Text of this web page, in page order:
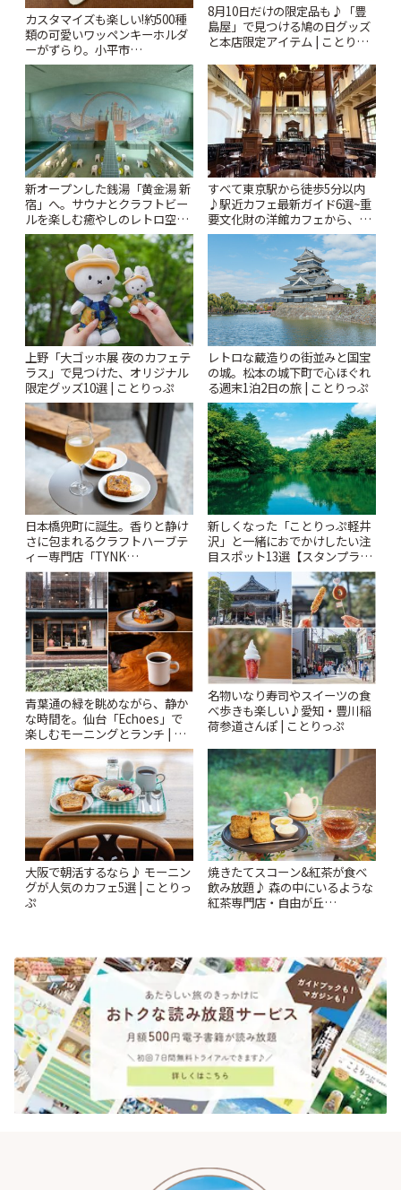
カスタマイズも楽しい!約500種
類の可愛いワッペンキーホルダ
ーがずらり。小平市
「Kimamaya T&K」 | ことりっ
8月10日だけの限定品も♪「豊
島屋」で見つける鳩の日グッズ
と本店限定アイテム | ことりっ
新オープンした銭湯「黄金湯 新
宿」へ。サウナとクラフトビー
ルを楽しむ癒やしのレトロ空間
| ことりっぷ
すべて東京駅から徒歩5分以内
♪駅近カフェ最新ガイド6選~重
要文化財の洋館カフェから、改
札すぐのレトロ喫茶まで~ | こと
上野「大ゴッホ展 夜のカフェテ
ラス」で見つけた、オリジナル
限定グッズ10選 | ことりっぷ
レトロな蔵造りの街並みと国宝
の城。松本の城下町で心ほぐれ
る週末1泊2日の旅 | ことりっぷ
日本橋兜町に誕生。香りと静け
さに包まれるクラフトハーブテ
ィー専門店「TYNK
Kabutocho」 | ことりっぷ
新しくなった「ことりっぷ軽井
沢」と一緒におでかけしたい注
目スポット13選【スタンプラリ
ー開催中】 | ことりっぷ
青葉通の緑を眺めながら、静か
な時間を。仙台「Echoes」で
楽しむモーニングとランチ | こ
とりっぷ
名物いなり寿司やスイーツの食
べ歩きも楽しい♪愛知・豊川稲
荷参道さんぽ | ことりっぷ
大阪で朝活するなら♪ モーニン
グが人気のカフェ5選 | ことりっ
ぷ
焼きたてスコーン&紅茶が食べ
飲み放題♪ 森の中にいるような
紅茶専門店・自由が丘